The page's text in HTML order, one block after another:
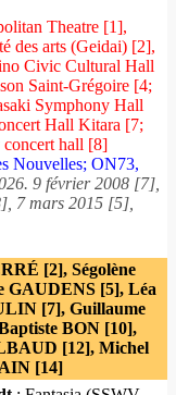
Theatre [1],
des arts (Geidai) [2],
Civic Cultural Hall
Saint-Grégoire [4;
Symphony Hall
Hall Kitara [7;
hall [8]
Nouvelles; ON73,
9 février 2008 [7],
7 mars 2015 [5],
[2], Ségolène
[5], Léa
[7], Guillaume
BON [10],
[12], Michel
[14]